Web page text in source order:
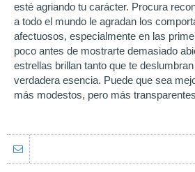
esté agriando tu carácter. Procura
a todo el mundo le agradan los
afectuosos, especialmente en las
poco antes de mostrarte demasiado
estrellas brillan tanto que te
verdadera esencia. Puede que sea
más modestos, pero más